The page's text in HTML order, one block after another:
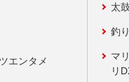
エンタメ
太
釣
マ
リ